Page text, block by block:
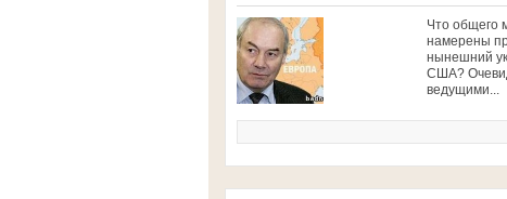
Что общего
намерены
нынешний
США?
ведущими...